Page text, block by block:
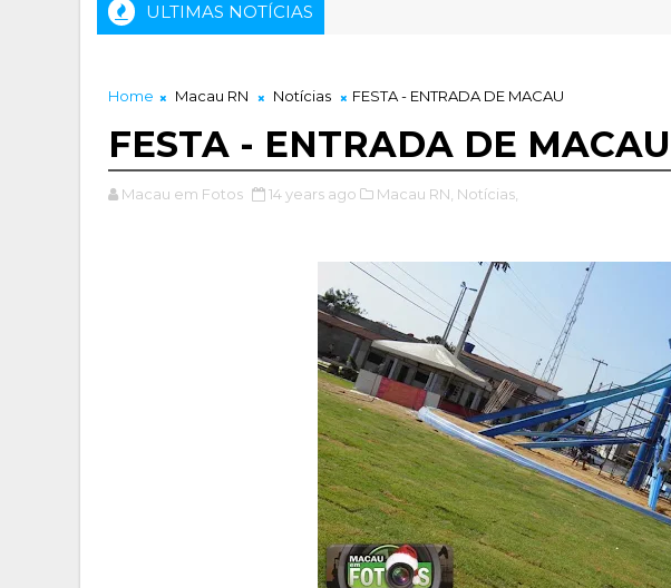
ULTIMAS NOTÍCIAS
Home Macau RN Notícias FESTA - ENTRADA DE MACAU
FESTA - ENTRADA DE MACAU
Macau em Fotos 14 years ago Macau RN, Notícias,